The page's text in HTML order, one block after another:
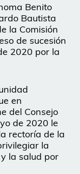
Benito
Bautista
la Comisión
de sucesión
2020 por la
en
del Consejo
de 2020 le
rectoría de la
la
la salud por